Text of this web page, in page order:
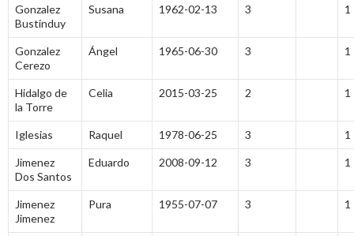
Gonzalez
Bustinduy
Susana 1962-02-13 3 1
Gonzalez
Cerezo
Ángel 1965-06-30 3 1
Hidalgo de
la Torre
Celia 2015-03-25 2 1
Iglesias Raquel 1978-06-25 3 1
Jimenez
Dos Santos
Eduardo 2008-09-12 3 1
Jimenez
Jimenez
Pura 1955-07-07 3 1